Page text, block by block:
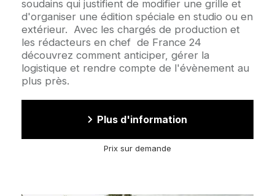
soudains qui justifient de modifier une grille et
d'organiser une édition spéciale en studio ou en
extérieur. Avec les chargés de production et
les rédacteurs en chef de France 24
découvrez comment anticiper, gérer la
logistique et rendre compte de l'évènement au
plus près.
Plus d'information
Prix sur demande